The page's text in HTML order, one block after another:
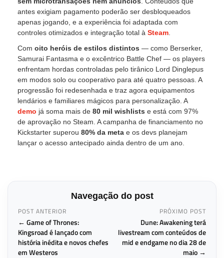
antes exigiam pagamento poderão ser desbloqueados
apenas jogando, e a experiência foi adaptada com
controles otimizados e integração total à Steam
Com oito heróis de estilos distintos — como Berserker,
Samurai Fantasma e o excêntrico Battle Chef — os players
enfrentam hordas controladas pelo tirânico Lord Dinglepus
em modos solo ou cooperativo para até quatro pessoas. A
progressão foi redesenhada e traz agora equipamentos
lendários e familiares mágicos para personalização. A
demo já soma mais de 80 mil wishlists e está com 97%
de aprovação no Steam. A campanha de financiamento no
Kickstarter superou 80% da meta e os devs planejam
lançar o acesso antecipado ainda dentro de um ano.
Navegação do post
POST ANTERIOR
← Game of Thrones:
Kingsroad é lançado com
história inédita e novos chefes
em Westeros
PRÓXIMO POST
Dune: Awakening terá
livestream com conteúdos de
mid e endgame no dia 28 de
maio →